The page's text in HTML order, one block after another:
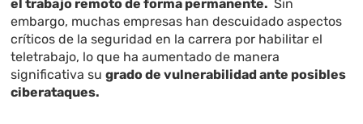
el trabajo remoto de forma permanente. Sin
embargo, muchas empresas han descuidado aspectos
críticos de la seguridad en la carrera por habilitar el
teletrabajo, lo que ha aumentado de manera
significativa sugrado de vulnerabilidad ante posibles
ciberataques.